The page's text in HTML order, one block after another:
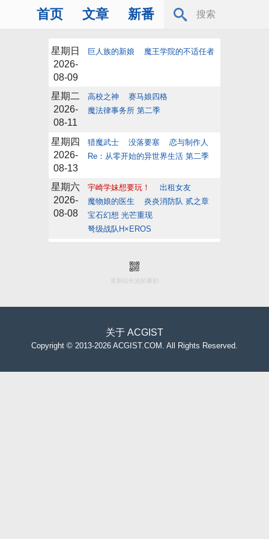
首页 文章 新番
星期日
2026-
08-09
巨人族的新娘 魔王学院的不适任者
星期二
2026-
08-11
高校之神
赛马娘四格
魔法律事务所 第二季
星期四
2026-
08-13
猎魔武士 没落要塞
恋与制作人
Re：从零开始的异世界生活 第二季
星期六
2026-
08-08
宇崎学妹想要玩！
出租女友
魔物娘的医生
炎炎消防队 贰之章
宝石幻想 光芒重现
弩级战队H×EROS
更新站长追的番剧
关于 ACGIST
Copyright © 2013-2026 ACGIST.COM. All Rights Reserved.